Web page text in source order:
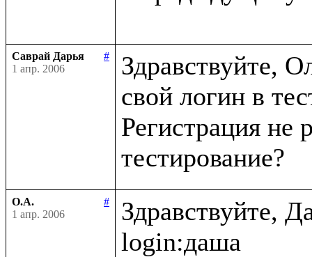
Саврай Дарья
#
1 апр. 2006
Здравствуйте,
свой логин в
Регистрация не
О.А.
#
1 апр. 2006
Здравствуйте,
login:даша